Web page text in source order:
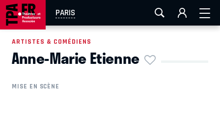
PARIS
AIX-MARSEILLE LA ROCHELLE
EN TOURNÉE
ARTISTES & COMÉDIENS
Anne-Marie Etienne
MISE EN SCÈNE